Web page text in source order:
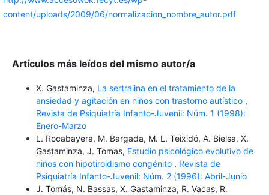
content/uploads/2009/06/normalizacion_nombre_autor.pdf
Artículos más leídos del mismo autor/a
X. Gastaminza, La sertralina en el tratamiento de la
ansiedad y agitación en niños con trastorno autístico ,
Revista de Psiquiatría Infanto-Juvenil: Núm. 1 (1998):
Enero-Marzo
L. Rocabayera, M. Bargada, M. L. Teixidó, A. Bielsa, X.
Gastaminza, J. Tomas, Estudio psicológico evolutivo de
niños con hipotiroidismo congénito , Revista de
Psiquiatría Infanto-Juvenil: Núm. 2 (1996): Abril-Junio
J. Tomás, N. Bassas, X. Gastaminza, R. Vacas, R.